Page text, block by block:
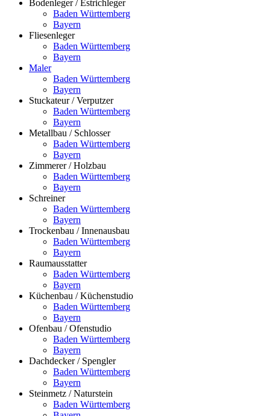
Bodenleger / Estrichleger
Baden Württemberg
Bayern
Fliesenleger
Baden Württemberg
Bayern
Maler
Baden Württemberg
Bayern
Stuckateur / Verputzer
Baden Württemberg
Bayern
Metallbau / Schlosser
Baden Württemberg
Bayern
Zimmerer / Holzbau
Baden Württemberg
Bayern
Schreiner
Baden Württemberg
Bayern
Trockenbau / Innenausbau
Baden Württemberg
Bayern
Raumausstatter
Baden Württemberg
Bayern
Küchenbau / Küchenstudio
Baden Württemberg
Bayern
Ofenbau / Ofenstudio
Baden Württemberg
Bayern
Dachdecker / Spengler
Baden Württemberg
Bayern
Steinmetz / Naturstein
Baden Württemberg